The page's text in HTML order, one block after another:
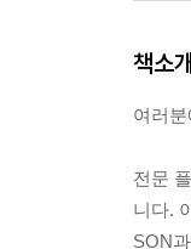
책소개
여러
전문
니다.
SON